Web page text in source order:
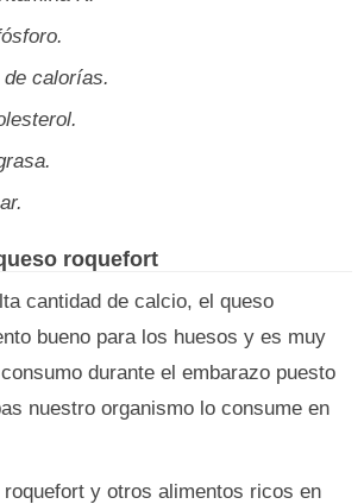
calorías.
roquefort
cantidad de calcio, el queso
bueno para los huesos y es muy
durante el embarazo puesto
nuestro organismo lo consume en
y otros alimentos ricos en